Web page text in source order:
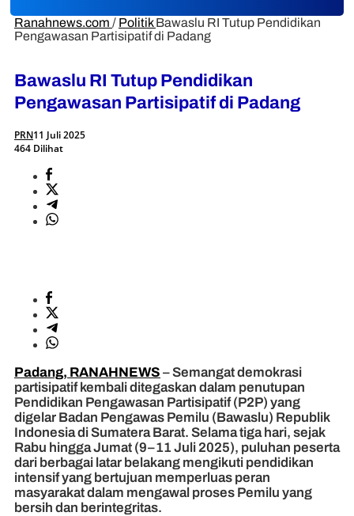
Ranahnews.com / Politik Bawaslu RI Tutup Pendidikan
Pengawasan Partisipatif di Padang
Bawaslu RI Tutup Pendidikan
Pengawasan Partisipatif di Padang
PRN11 Juli 2025
464 Dilihat
Padang, RANAHNEWS – Semangat demokrasi
partisipatif kembali ditegaskan dalam penutupan
Pendidikan Pengawasan Partisipatif (P2P) yang
digelar Badan Pengawas Pemilu (Bawaslu) Republik
Indonesia di Sumatera Barat. Selama tiga hari, sejak
Rabu hingga Jumat (9–11 Juli 2025), puluhan peserta
dari berbagai latar belakang mengikuti pendidikan
intensif yang bertujuan memperluas peran
masyarakat dalam mengawal proses Pemilu yang
bersih dan berintegritas.